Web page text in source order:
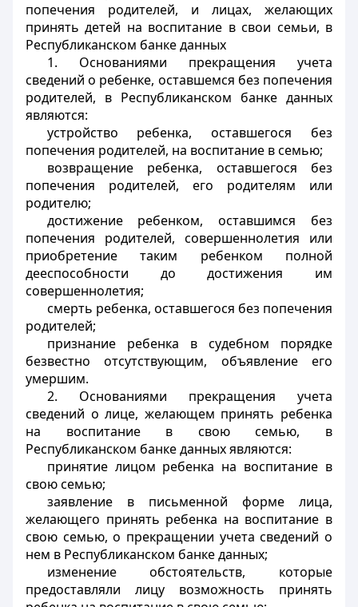
попечения родителей, и лицах, желающих
принять детей на воспитание в свои семьи, в
Республиканском банке данных
1. Основаниями прекращения учета
сведений о ребенке, оставшемся без попечения
родителей, в Республиканском банке данных
являются:
устройство ребенка, оставшегося без
попечения родителей, на воспитание в семью;
возвращение ребенка, оставшегося без
попечения родителей, его родителям или
родителю;
достижение ребенком, оставшимся без
попечения родителей, совершеннолетия или
приобретение таким ребенком полной
дееспособности до достижения им
совершеннолетия;
смерть ребенка, оставшегося без попечения
родителей;
признание ребенка в судебном порядке
безвестно отсутствующим, объявление его
умершим.
2. Основаниями прекращения учета
сведений о лице, желающем принять ребенка
на воспитание в свою семью, в
Республиканском банке данных являются:
принятие лицом ребенка на воспитание в
свою семью;
заявление в письменной форме лица,
желающего принять ребенка на воспитание в
свою семью, о прекращении учета сведений о
нем в Республиканском банке данных;
изменение обстоятельств, которые
предоставляли лицу возможность принять